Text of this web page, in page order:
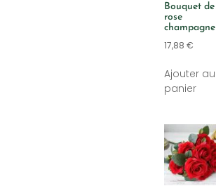
Bouquet de
rose
champagne
17,88 €
Ajouter au
panier